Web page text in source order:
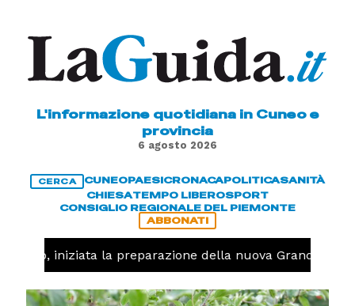
L'informazione quotidiana in Cuneo e
provincia
6 agosto 2026
CERCA CUNEOPAESICRONACAPOLITICASANITÀ
CHIESATEMPO LIBEROSPORT
CONSIGLIO REGIONALE DEL PIEMONTE
ABBONATI
iniziata la preparazione della nuova Granda Volley